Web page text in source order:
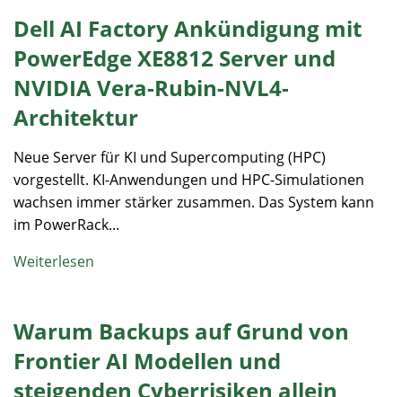
Dell AI Factory Ankündigung mit
PowerEdge XE8812 Server und
NVIDIA Vera-Rubin-NVL4-
Architektur
Neue Server für KI und Supercomputing (HPC)
vorgestellt. KI-Anwendungen und HPC-Simulationen
wachsen immer stärker zusammen. Das System kann
im PowerRack...
Weiterlesen
Warum Backups auf Grund von
Frontier AI Modellen und
steigenden Cyberrisiken allein